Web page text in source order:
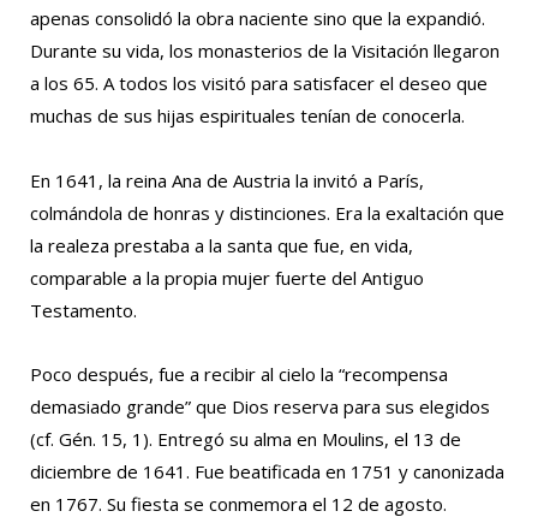
apenas consolidó la obra naciente sino que la expandió.
Durante su vida, los monasterios de la Visitación llegaron
a los 65. A todos los visitó para satisfacer el deseo que
muchas de sus hijas espirituales tenían de conocerla.
En 1641, la reina Ana de Austria la invitó a París,
colmándola de honras y distinciones. Era la exaltación que
la realeza prestaba a la santa que fue, en vida,
comparable a la propia mujer fuerte del Antiguo
Testamento.
Poco después, fue a recibir al cielo la “recompensa
demasiado grande” que Dios reserva para sus elegidos
(cf. Gén. 15, 1). Entregó su alma en Moulins, el 13 de
diciembre de 1641. Fue beatificada en 1751 y canonizada
en 1767. Su fiesta se conmemora el 12 de agosto.